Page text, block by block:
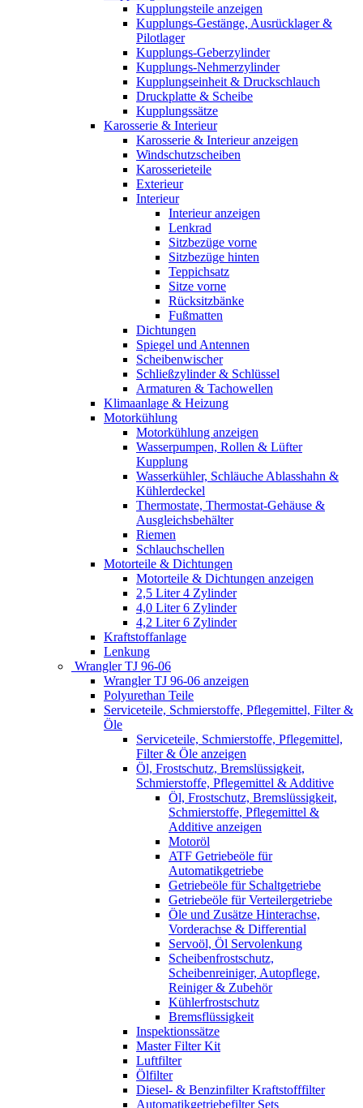
Kupplungsteile anzeigen
Kupplungs-Gestänge, Ausrücklager &
Pilotlager
Kupplungs-Geberzylinder
Kupplungs-Nehmerzylinder
Kupplungseinheit & Druckschlauch
Druckplatte & Scheibe
Kupplungssätze
Karosserie & Interieur
Karosserie & Interieur anzeigen
Windschutzscheiben
Karosserieteile
Exterieur
Interieur
Interieur anzeigen
Lenkrad
Sitzbezüge vorne
Sitzbezüge hinten
Teppichsatz
Sitze vorne
Rücksitzbänke
Fußmatten
Dichtungen
Spiegel und Antennen
Scheibenwischer
Schließzylinder & Schlüssel
Armaturen & Tachowellen
Klimaanlage & Heizung
Motorkühlung
Motorkühlung anzeigen
Wasserpumpen, Rollen & Lüfter
Kupplung
Wasserkühler, Schläuche Ablasshahn &
Kühlerdeckel
Thermostate, Thermostat-Gehäuse &
Ausgleichsbehälter
Riemen
Schlauchschellen
Motorteile & Dichtungen
Motorteile & Dichtungen anzeigen
2,5 Liter 4 Zylinder
4,0 Liter 6 Zylinder
4,2 Liter 6 Zylinder
Kraftstoffanlage
Lenkung
Wrangler TJ 96-06
Wrangler TJ 96-06 anzeigen
Polyurethan Teile
Serviceteile, Schmierstoffe, Pflegemittel, Filter &
Öle
Serviceteile, Schmierstoffe, Pflegemittel,
Filter & Öle anzeigen
Öl, Frostschutz, Bremslüssigkeit,
Schmierstoffe, Pflegemittel & Additive
Öl, Frostschutz, Bremslüssigkeit,
Schmierstoffe, Pflegemittel &
Additive anzeigen
Motoröl
ATF Getriebeöle für
Automatikgetriebe
Getriebeöle für Schaltgetriebe
Getriebeöle für Verteilergetriebe
Öle und Zusätze Hinterachse,
Vorderachse & Differential
Servoöl, Öl Servolenkung
Scheibenfrostschutz,
Scheibenreiniger, Autopflege,
Reiniger & Zubehör
Kühlerfrostschutz
Bremsflüssigkeit
Inspektionssätze
Master Filter Kit
Luftfilter
Ölfilter
Diesel- & Benzinfilter Kraftstofffilter
Automatikgetriebefilter Sets